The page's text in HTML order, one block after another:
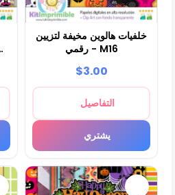
خلفيات هالوين مخيفة لتزيين
رقمي - M16
$3.00
التفاصيل
يشتري